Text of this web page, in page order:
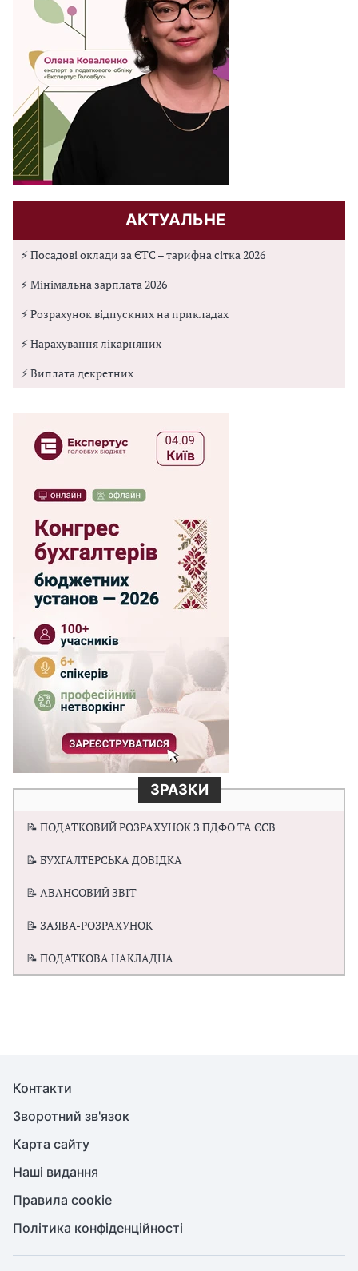
АКТУАЛЬНЕ
⚡ Посадові оклади за ЄТС – тарифна сітка 2026
⚡ Мінімальна зарплата 2026
⚡ Розрахунок відпускних на прикладах
⚡ Нарахування лікарняних
⚡ Виплата декретних
ЗРАЗКИ
📝 ПОДАТКОВИЙ РОЗРАХУНОК З ПДФО ТА ЄСВ
📝 БУХГАЛТЕРСЬКА ДОВІДКА
📝 АВАНСОВИЙ ЗВІТ
📝 ЗАЯВА-РОЗРАХУНОК
📝 ПОДАТКОВА НАКЛАДНА
Контакти
Зворотний зв'язок
Карта сайту
Наші видання
Правила cookie
Політика конфіденційності